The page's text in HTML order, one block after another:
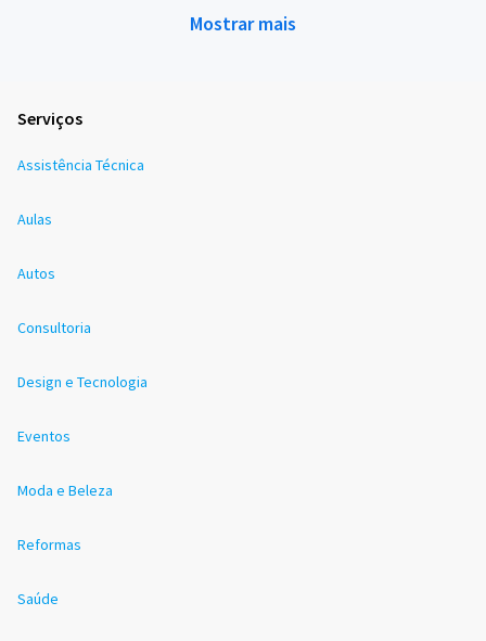
Mostrar mais
Serviços
Assistência Técnica
Aulas
Autos
Consultoria
Design e Tecnologia
Eventos
Moda e Beleza
Reformas
Saúde